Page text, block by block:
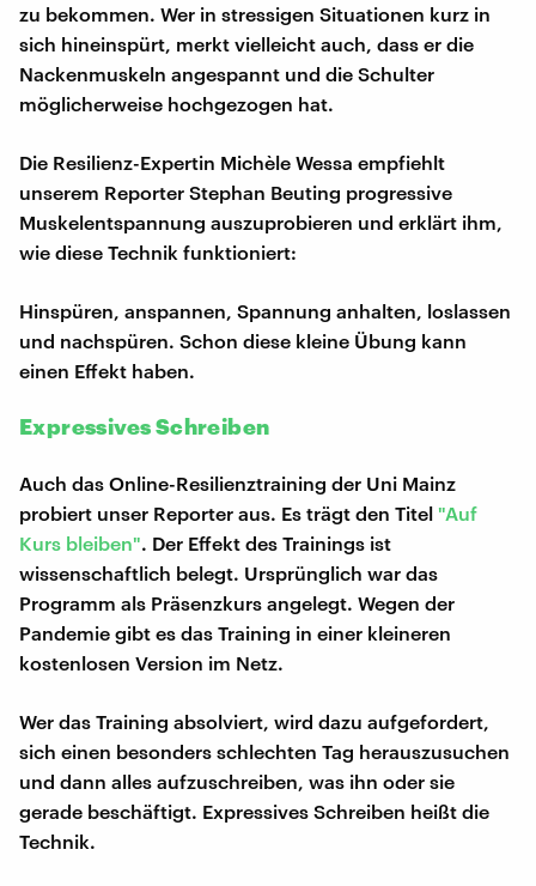
zu bekommen. Wer in stressigen Situationen kurz in
sich hineinspürt, merkt vielleicht auch, dass er die
Nackenmuskeln angespannt und die Schulter
möglicherweise hochgezogen hat.
Die Resilienz-Expertin Michèle Wessa empfiehlt
unserem Reporter Stephan Beuting progressive
Muskelentspannung auszuprobieren und erklärt ihm,
wie diese Technik funktioniert:
Hinspüren, anspannen, Spannung anhalten, loslassen
und nachspüren. Schon diese kleine Übung kann
einen Effekt haben.
Expressives Schreiben
Auch das Online-Resilienztraining der Uni Mainz
probiert unser Reporter aus. Es trägt den Titel "Auf
Kurs bleiben". Der Effekt des Trainings ist
wissenschaftlich belegt. Ursprünglich war das
Programm als Präsenzkurs angelegt. Wegen der
Pandemie gibt es das Training in einer kleineren
kostenlosen Version im Netz.
Wer das Training absolviert, wird dazu aufgefordert,
sich einen besonders schlechten Tag herauszusuchen
und dann alles aufzuschreiben, was ihn oder sie
gerade beschäftigt. Expressives Schreiben heißt die
Technik.